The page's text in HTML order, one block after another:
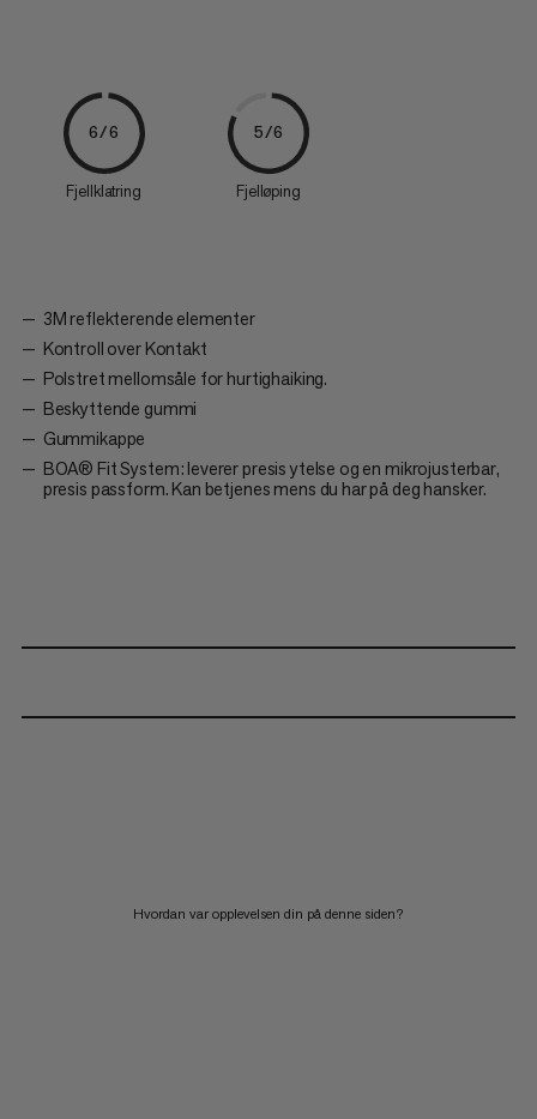
6/6
Fjellklatring
5/6
Fjelløping
3M reflekterende elementer
Kontroll over Kontakt
Polstret mellomsåle for hurtighaiking.
Beskyttende gummi
Gummikappe
BOA® Fit System: leverer presis ytelse og en mikrojusterbar,
presis passform. Kan betjenes mens du har på deg hansker.
Hvordan var opplevelsen din på denne siden?